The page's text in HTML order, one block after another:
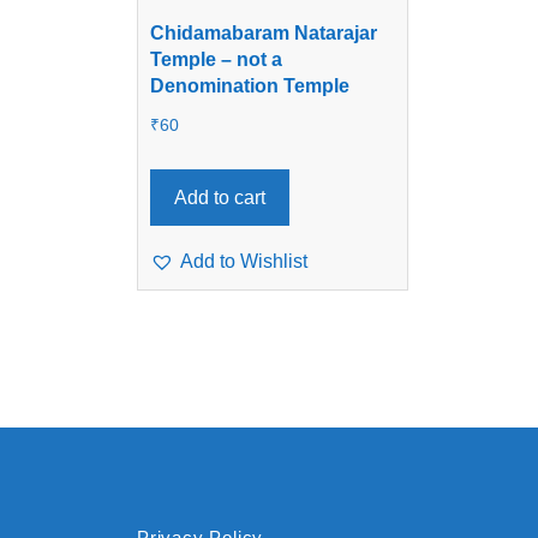
Chidamabaram Natarajar
Temple – not a
Denomination Temple
₹60
Add to cart
Add to Wishlist